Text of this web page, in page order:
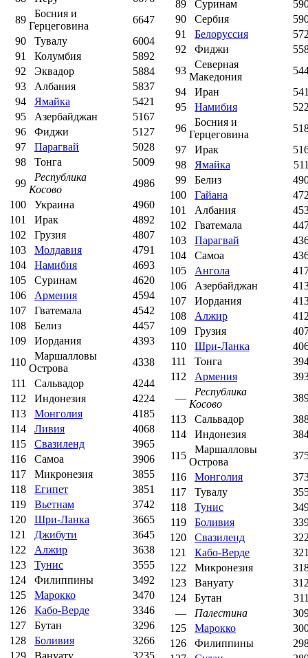
89
Босния и
Герцеговина
6647
90
Тувалу
6004
91
Колумбия
5892
92
Эквадор
5884
93
Албания
5837
94
Ямайка
5421
95
Азербайджан
5167
96
Фиджи
5127
97
Парагвай
5028
98
Тонга
5009
99
Республика
Косово
4986
100
Украина
4960
101
Ирак
4892
102
Грузия
4807
103
Молдавия
4791
104
Намибия
4693
105
Суринам
4620
106
Армения
4594
107
Гватемала
4542
108
Белиз
4457
109
Иордания
4393
110
Маршалловы
Острова
4338
111
Сальвадор
4244
112
Индонезия
4224
113
Монголия
4185
114
Ливия
4068
115
Свазиленд
3965
116
Самоа
3906
117
Микронезия
3855
118
Египет
3851
119
Вьетнам
3742
120
Шри-Ланка
3665
121
Джибути
3645
122
Алжир
3638
123
Тунис
3555
124
Филиппины
3492
125
Марокко
3470
126
Кабо-Верде
3346
127
Бутан
3296
128
Боливия
3266
129
Вануату
3235
89
Суринам
90
Сербия
91
Белоруссия
92
Фиджи
93
Северная
Македония
94
Иран
95
Намибия
96
Босния и
Герцеговина
97
Ирак
98
Ямайка
99
Белиз
100
Гайана
101
Албания
102
Гватемала
103
Парагвай
104
Самоа
105
Ангола
106
Азербайджан
107
Иордания
108
Алжир
109
Грузия
110
Шри-Ланка
111
Тонга
112
Армения
—
Республика
Косово
113
Сальвадор
114
Индонезия
115
Маршалловы
Острова
116
Монголия
117
Тувалу
118
Тунис
119
Боливия
120
Свазиленд
121
Кабо-Верде
122
Микронезия
123
Вануату
124
Бутан
—
Палестина
125
Марокко
126
Филиппины